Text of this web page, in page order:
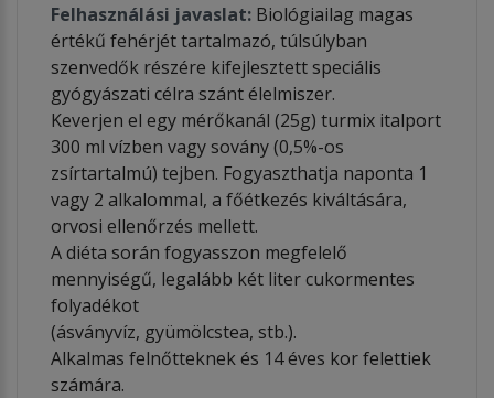
Felhasználási javaslat: Biológiailag magas
értékű fehérjét tartalmazó, túlsúlyban
szenvedők részére kifejlesztett speciális
gyógyászati célra szánt élelmiszer.
Keverjen el egy mérőkanál (25g) turmix italport
300 ml vízben vagy sovány (0,5%-os
zsírtartalmú) tejben. Fogyaszthatja naponta 1
vagy 2 alkalommal, a főétkezés kiváltására,
orvosi ellenőrzés mellett.
A diéta során fogyasszon megfelelő
mennyiségű, legalább két liter cukormentes
folyadékot
(ásványvíz, gyümölcstea, stb.).
Alkalmas felnőtteknek és 14 éves kor felettiek
számára.